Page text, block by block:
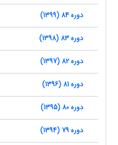
دوره 84 (1399)
دوره 83 (1398)
دوره 82 (1397)
دوره 81 (1396)
دوره 80 (1395)
دوره 79 (1394)